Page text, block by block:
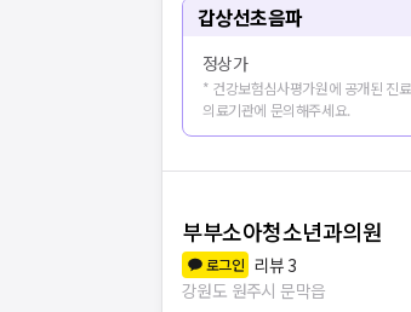
갑상선초음파
정상가
* 건강보험심사평가원에 공개된 진
의료기관에 문의해주세요.
부부소아청소년과의원
로그인 리뷰 3
강원도 원주시 문막읍